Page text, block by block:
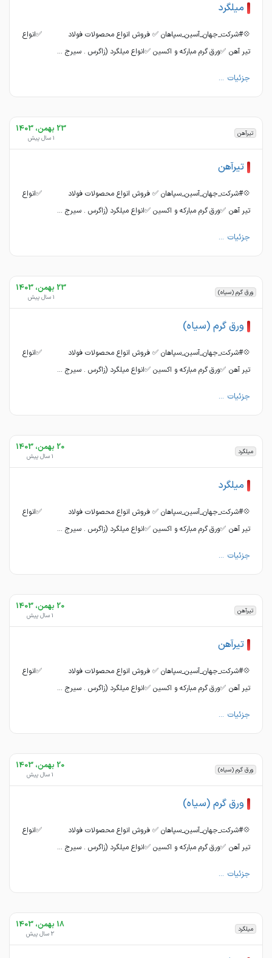
میلگرد
💠#شرکت_جهان_آسین_سپاهان ✅ فروش انواع محصولات فولاد ✅انواع
تیر آهن ✅ورق گرم مبارکه و اکسین ✅انواع میلگرد (زاگرس . سیرج ...
جزئیات ...
تیرآهن 23 بهمن، 1403
1 سال پیش
تیرآهن
💠#شرکت_جهان_آسین_سپاهان ✅ فروش انواع محصولات فولاد ✅انواع
تیر آهن ✅ورق گرم مبارکه و اکسین ✅انواع میلگرد (زاگرس . سیرج ...
جزئیات ...
ورق گرم (سیاه) 23 بهمن، 1403
1 سال پیش
ورق گرم (سیاه)
💠#شرکت_جهان_آسین_سپاهان ✅ فروش انواع محصولات فولاد ✅انواع
تیر آهن ✅ورق گرم مبارکه و اکسین ✅انواع میلگرد (زاگرس . سیرج ...
جزئیات ...
میلگرد 20 بهمن، 1403
1 سال پیش
میلگرد
💠#شرکت_جهان_آسین_سپاهان ✅ فروش انواع محصولات فولاد ✅انواع
تیر آهن ✅ورق گرم مبارکه و اکسین ✅انواع میلگرد (زاگرس . سیرج ...
جزئیات ...
تیرآهن 20 بهمن، 1403
1 سال پیش
تیرآهن
💠#شرکت_جهان_آسین_سپاهان ✅ فروش انواع محصولات فولاد ✅انواع
تیر آهن ✅ورق گرم مبارکه و اکسین ✅انواع میلگرد (زاگرس . سیرج ...
جزئیات ...
ورق گرم (سیاه) 20 بهمن، 1403
1 سال پیش
ورق گرم (سیاه)
💠#شرکت_جهان_آسین_سپاهان ✅ فروش انواع محصولات فولاد ✅انواع
تیر آهن ✅ورق گرم مبارکه و اکسین ✅انواع میلگرد (زاگرس . سیرج ...
جزئیات ...
میلگرد 18 بهمن، 1403
2 سال پیش